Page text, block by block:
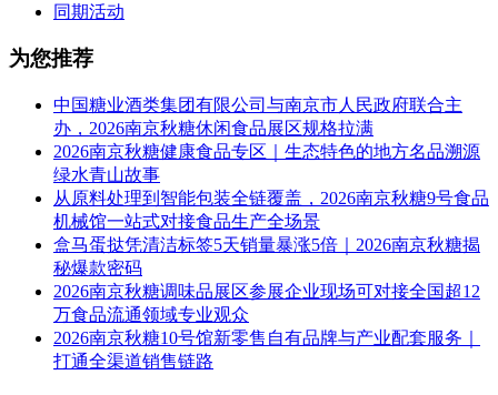
同期活动
为您推荐
中国糖业酒类集团有限公司与南京市人民政府联合主
办，2026南京秋糖休闲食品展区规格拉满
2026南京秋糖健康食品专区｜生态特色的地方名品溯源
绿水青山故事
从原料处理到智能包装全链覆盖，2026南京秋糖9号食品
机械馆一站式对接食品生产全场景
盒马蛋挞凭清洁标签5天销量暴涨5倍｜2026南京秋糖揭
秘爆款密码
2026南京秋糖调味品展区参展企业现场可对接全国超12
万食品流通领域专业观众
2026南京秋糖10号馆新零售自有品牌与产业配套服务｜
打通全渠道销售链路